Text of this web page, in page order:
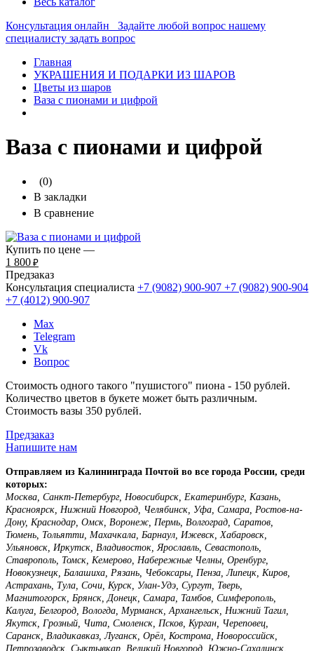
Консультация онлайн
Задайте любой вопрос нашему
специалисту задать вопрос
Главная
УКРАШЕНИЯ И ПОДАРКИ ИЗ ШАРОВ
Цветы из шаров
Ваза с пионами и цифрой
Ваза с пионами и цифрой
(0)
В закладки
В сравнение
Купить по цене —
1 800 ₽
Предзаказ
Консультация специалиста +7 (9082) 900-907 +7 (9082) 900-904
+7 (4012) 900-907
Max
Telegram
Vk
Вопрос
Стоимость одного такого "пушистого" пиона - 150 рублей.
Количество цветов в букете может быть различным.
Стоимость вазы 350 рублей.
Предзаказ
Напишите нам
Отправляем из Калининграда Почтой во все города России, среди
которых:
Москва, Санкт-Петербург, Новосибирск, Екатеринбург, Казань,
Красноярск, Нижний Новгород, Челябинск, Уфа, Самара, Ростов-на-
Дону, Краснодар, Омск, Воронеж, Пермь, Волгоград, Саратов,
Тюмень, Тольятти, Махачкала, Барнаул, Ижевск, Хабаровск,
Ульяновск, Иркутск, Владивосток, Ярославль, Севастополь,
Ставрополь, Томск, Кемерово, Набережные Челны, Оренбург,
Новокузнецк, Балашиха, Рязань, Чебоксары, Пенза, Липецк, Киров,
Астрахань, Тула, Сочи, Курск, Улан-Удэ, Сургут, Тверь,
Магнитогорск, Брянск, Донецк, Самара, Тамбов, Симферополь,
Калуга, Белгород, Вологда, Мурманск, Архангельск, Нижний Тагил,
Якутск, Грозный, Чита, Смоленск, Псков, Курган, Череповец,
Саранск, Владикавказ, Луганск, Орёл, Кострома, Новороссийск,
Петрозаводск, Сыктывкар, Великий Новгород, Южно-Сахалинск,